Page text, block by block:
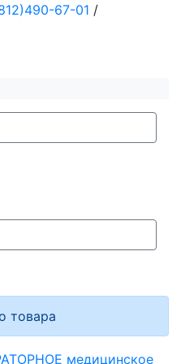
67-01 /
товара
медицинское